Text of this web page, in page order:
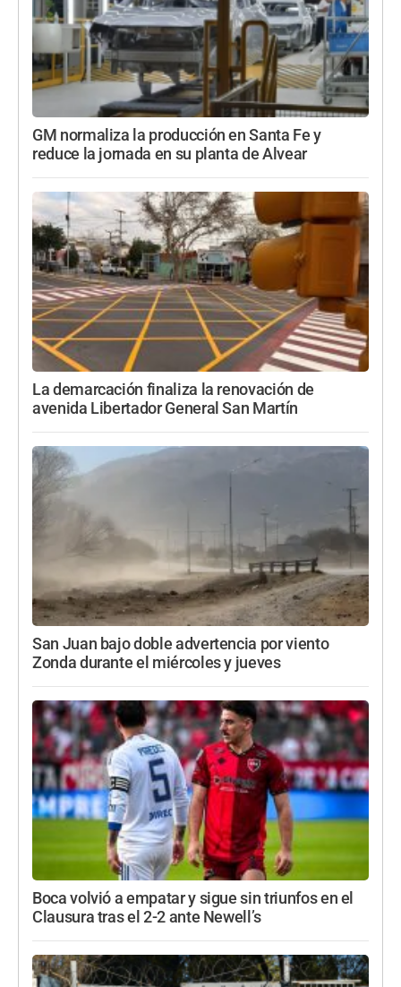
GM normaliza la producción en Santa Fe y
reduce la jornada en su planta de Alvear
La demarcación finaliza la renovación de
avenida Libertador General San Martín
San Juan bajo doble advertencia por viento
Zonda durante el miércoles y jueves
Boca volvió a empatar y sigue sin triunfos en el
Clausura tras el 2-2 ante Newell’s